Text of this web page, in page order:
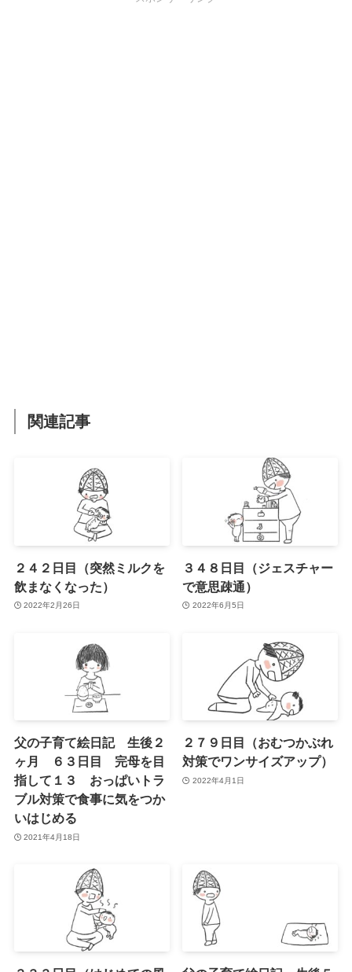
関連記事
２４２日目（突然ミルクを
飲まなくなった）
2022年2月26日
３４８日目（ジェスチャー
で意思疎通）
2022年6月5日
父の子育て絵日記 生後２
ヶ月 ６３日目 完母を目
指して１３ おっぱいトラ
ブル対策で食事に気をつか
いはじめる
2021年4月18日
２７９日目（おむつかぶれ
対策でワンサイズアップ）
2022年4月1日